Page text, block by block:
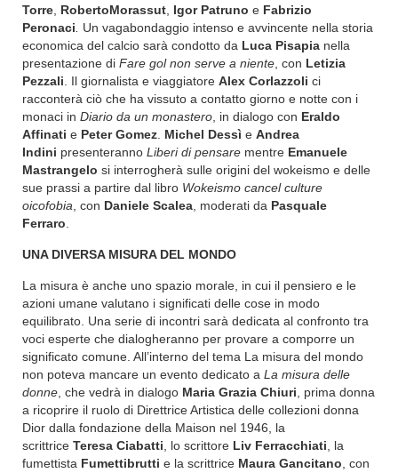
Torre RobertoMorassut Igor Patruno e Fabrizio
Peronaci
Un vagabondaggio intenso e avvincente nella storia
economica del calcio sarà condotto da Luca Pisapia nella
presentazione di Fare gol non serve a niente , con Letizia
Pezzali . Il giornalista e viaggiatore Alex Corlazzoli ci
racconterà ciò che ha vissuto a contatto giorno e notte con i
monaci in Diario da un monastero , in dialogo con Eraldo
Affinati e Peter Gomez Michel Dessì e Andrea
Indini presenteranno Liberi di pensare mentre Emanuele
Mastrangelo si interrogherà sulle origini del wokeismo e delle
sue prassi a partire dal libro Wokeismo cancel culture
oicofobia con Daniele Scalea moderati da Pasquale
Ferraro
UNA DIVERSA MISURA DEL MONDO
La misura è anche uno spazio morale, in cui il pensiero e le
azioni umane valutano i significati delle cose in modo
equilibrato. Una serie di incontri sarà dedicata al confronto tra
voci esperte che dialogheranno per provare a comporre un
significato comune. All’interno del tema La misura del mondo
non poteva mancare un evento dedicato a La misura delle
donne , che vedrà in dialogo Maria Grazia Chiuri , prima donna
a ricoprire il ruolo di Direttrice Artistica delle collezioni donna
Dior dalla fondazione della Maison nel 1946, la
scrittrice Teresa Ciabatti , lo scrittore Liv Ferracchiati , la
fumettista Fumettibrutti e la scrittrice Maura Gancitano , con